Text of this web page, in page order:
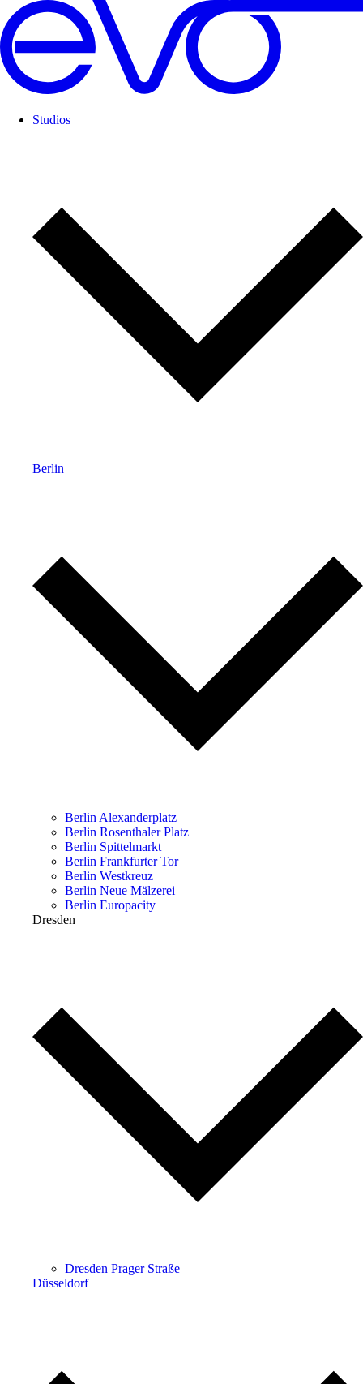
Studios
Berlin
Berlin Alexanderplatz
Berlin Rosenthaler Platz
Berlin Spittelmarkt
Berlin Frankfurter Tor
Berlin Westkreuz
Berlin Neue Mälzerei
Berlin Europacity
Dresden
Dresden Prager Straße
Düsseldorf